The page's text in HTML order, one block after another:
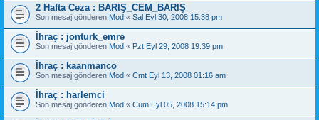
2 Hafta Ceza : BARIŞ_CEM_BARIŞ
Son mesaj gönderen Mod « Sal Eyl 30, 2008 15:38 pm
İhraç : jonturk_emre
Son mesaj gönderen Mod « Pzt Eyl 29, 2008 19:39 pm
İhraç : kaanmanco
Son mesaj gönderen Mod « Cmt Eyl 13, 2008 01:16 am
İhraç : harlemci
Son mesaj gönderen Mod « Cum Eyl 05, 2008 15:14 pm